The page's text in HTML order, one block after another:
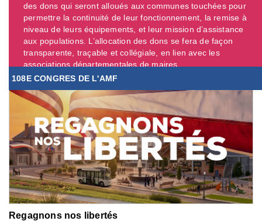
des dons qui seront alloués aux communes touchées pour
permettre la continuité de leur fonctionnement, la remise à
niveau de leurs équipements, et leur mission d’assistance
aux populations. L’allocation des dons se fera de façon
transparente, traçable et collégiale, en lien avec les
associations départementales de maires. ...
108E CONGRES DE L'AMF
Regagnons nos libertés